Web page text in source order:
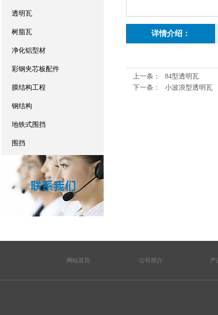
透明瓦
树脂瓦
净化铝型材
彩钢夹芯板配件
膜结构工程
钢结构
地铁式围挡
围挡
详情介绍：
上一条：
84型透明瓦
下一条：
小波浪型透明瓦
·网站首页· ·公司简介· ·产